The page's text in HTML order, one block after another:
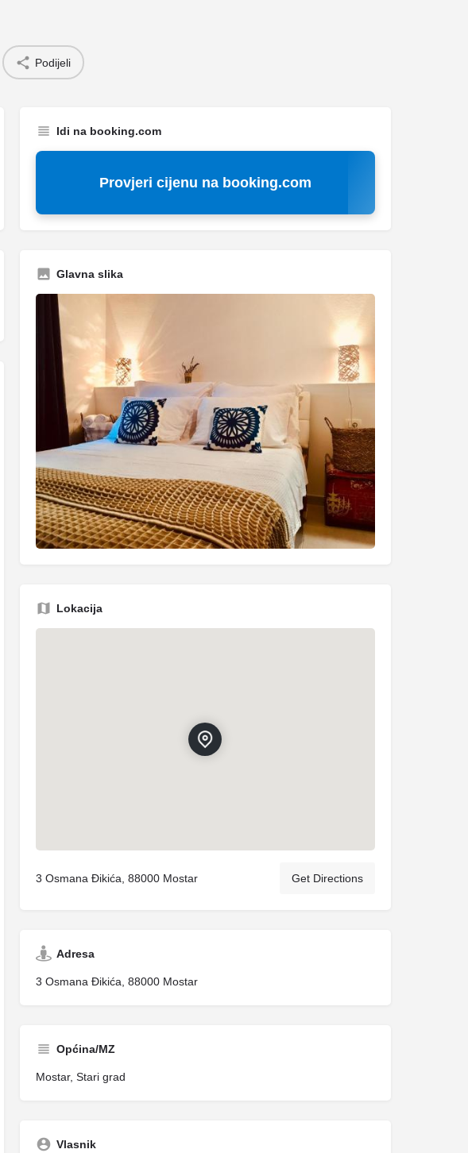
Podijeli
Idi na booking.com
Provjeri cijenu na booking.com
Glavna slika
Lokacija
3 Osmana Đikića, 88000 Mostar Get Directions
Adresa
3 Osmana Đikića, 88000 Mostar
Općina/MZ
Mostar, Stari grad
Vlasnik